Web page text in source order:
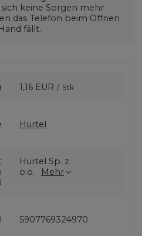
sich keine Sorgen mehr
das Telefon beim Öffnen
fällt.
1,16 EUR / Stk
Hurtel
Hurtel Sp. z
o.o.
Mehr
5907769324970